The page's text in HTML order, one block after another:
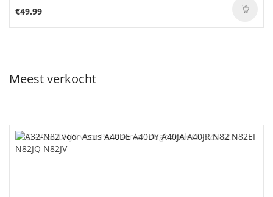
€49.99
Meest verkocht